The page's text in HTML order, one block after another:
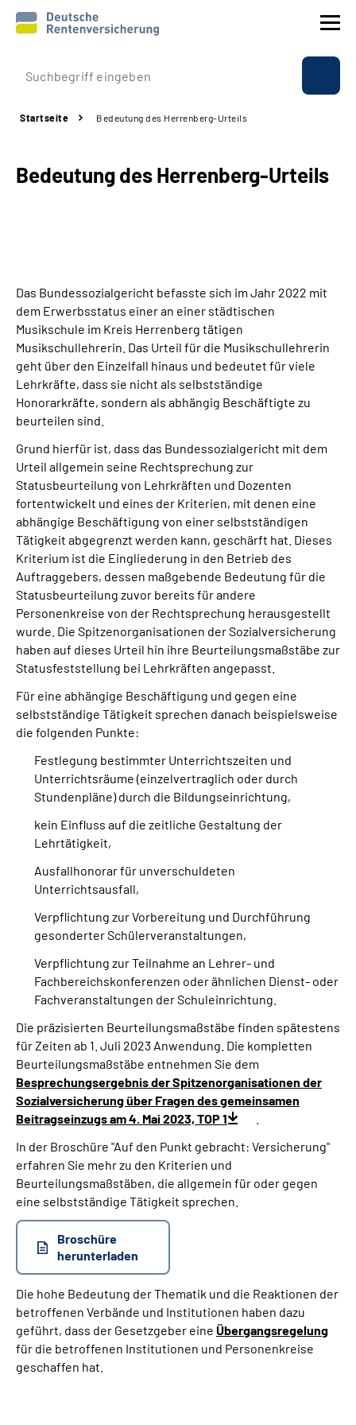
Prävention
Rente
Über uns & Presse
Online-Services
Suche
Inhalte in Gebärdensprache (DGS)
Leichte Sprache
Mein Kundenportal
Startseite Bedeutung des Herrenberg-Urteils
Bedeutung des Herrenberg-Urteils
Das Bundessozialgericht befasste sich im Jahr 2022 mit
dem Erwerbsstatus einer an einer städtischen
Musikschule im Kreis Herrenberg tätigen
Musikschullehrerin. Das Urteil für die Musikschullehrerin
geht über den Einzelfall hinaus und bedeutet für viele
Lehrkräfte, dass sie nicht als selbstständige
Honorarkräfte, sondern als abhängig Beschäftigte zu
beurteilen sind.
Grund hierfür ist, dass das Bundessozialgericht mit dem
Urteil allgemein seine Rechtsprechung zur
Statusbeurteilung von Lehrkräften und Dozenten
fortentwickelt und eines der Kriterien, mit denen eine
abhängige Beschäftigung von einer selbstständigen
Tätigkeit abgegrenzt werden kann, geschärft hat. Dieses
Kriterium ist die Eingliederung in den Betrieb des
Auftraggebers, dessen maßgebende Bedeutung für die
Statusbeurteilung zuvor bereits für andere
Personenkreise von der Rechtsprechung herausgestellt
wurde. Die Spitzenorganisationen der Sozialversicherung
haben auf dieses Urteil hin ihre Beurteilungsmaßstäbe zur
Statusfeststellung bei Lehrkräften angepasst.
Für eine abhängige Beschäftigung und gegen eine
selbstständige Tätigkeit sprechen danach beispielsweise
die folgenden Punkte:
Festlegung bestimmter Unterrichtszeiten und
Unterrichtsräume (einzelvertraglich oder durch
Stundenpläne) durch die Bildungseinrichtung,
kein Einfluss auf die zeitliche Gestaltung der
Lehrtätigkeit,
Ausfallhonorar für unverschuldeten
Unterrichtsausfall,
Verpflichtung zur Vorbereitung und Durchführung
gesonderter Schülerveranstaltungen,
Verpflichtung zur Teilnahme an Lehrer- und
Fachbereichskonferenzen oder ähnlichen Dienst- oder
Fachveranstaltungen der Schuleinrichtung.
Die präzisierten Beurteilungsmaßstäbe finden spätestens
für Zeiten ab 1. Juli 2023 Anwendung. Die kompletten
Beurteilungsmaßstäbe entnehmen Sie dem
Besprechungsergebnis der Spitzenorganisationen der
Sozialversicherung über Fragen des gemeinsamen
Beitragseinzugs am 4. Mai 2023, TOP 1
In der Broschüre "Auf den Punkt gebracht: Versicherung"
erfahren Sie mehr zu den Kriterien und
Beurteilungsmaßstäben, die allgemein für oder gegen
eine selbstständige Tätigkeit sprechen.
Broschüre
herunterladen
Die hohe Bedeutung der Thematik und die Reaktionen der
betroffenen Verbände und Institutionen haben dazu
geführt, dass der Gesetzgeber eine Übergangsregelung
für die betroffenen Institutionen und Personenkreise
geschaffen hat.